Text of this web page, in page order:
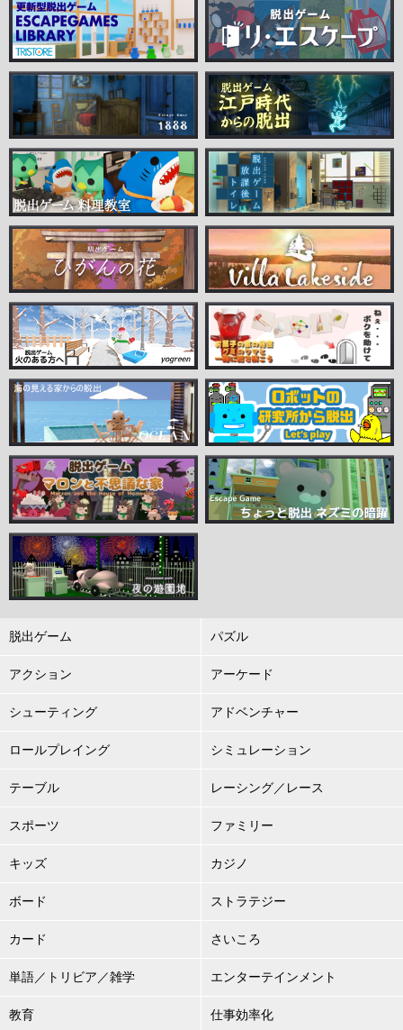
脱出ゲーム パズル
アクション アーケード
シューティング アドベンチャー
ロールプレイング シミュレーション
テーブル レーシング／レース
スポーツ ファミリー
キッズ カジノ
ボード ストラテジー
カード さいころ
単語／トリビア／雑学 エンターテインメント
教育 仕事効率化